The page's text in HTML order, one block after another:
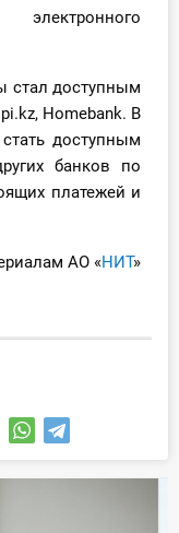
стал доступным
Homebank. В
доступным
банков по
платежей и
АО «НИТ»